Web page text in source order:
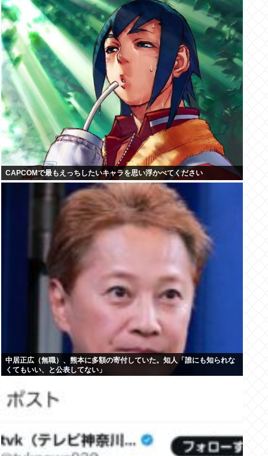
CAPCOMで最もえっちしたいキャラを思い浮かべてください
中居正広（無職）、熊本に多額の寄付していた。知人「誰にも知られな
くてもいい、と公表してない」